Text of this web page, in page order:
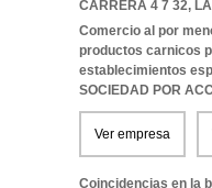
CARRERA 4 7 32,
Comercio al por
productos carnicos
establecimientos
SOCIEDAD POR
Ver empresa
Coincidencias en la